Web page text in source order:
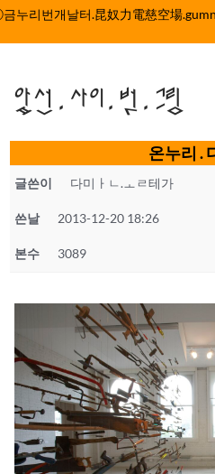
컨
뛰
기
앞선.사이.벗.그림
온누리 .
글쓴이 다미ㅏㄴ.ㅗㄹ테가
쓴날 2013-12-20 18:26
본수 3089